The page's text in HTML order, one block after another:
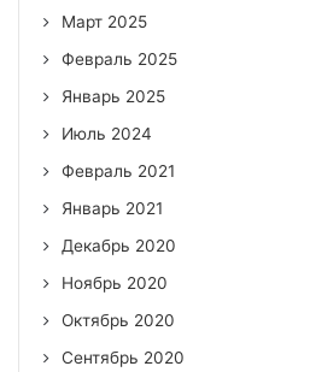
Март 2025
Февраль 2025
Январь 2025
Июль 2024
Февраль 2021
Январь 2021
Декабрь 2020
Ноябрь 2020
Октябрь 2020
Сентябрь 2020